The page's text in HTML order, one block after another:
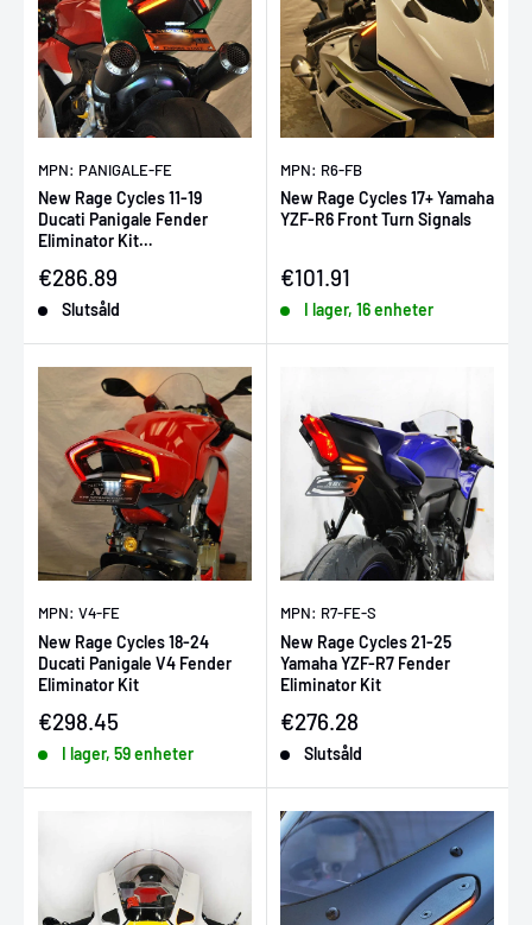
MPN: PANIGALE-FE
New Rage Cycles 11-19
Ducati Panigale Fender
Eliminator Kit
Försäljningspris
€286.89
Slutsåld
MPN: R6-FB
New Rage Cycles 17+ Yamaha
YZF-R6 Front Turn Signals
Försäljningspris
€101.91
I lager, 16 enheter
MPN: V4-FE
New Rage Cycles 18-24
Ducati Panigale V4 Fender
Eliminator Kit
Försäljningspris
€298.45
I lager, 59 enheter
MPN: R7-FE-S
New Rage Cycles 21-25
Yamaha YZF-R7 Fender
Eliminator Kit
Försäljningspris
€276.28
Slutsåld